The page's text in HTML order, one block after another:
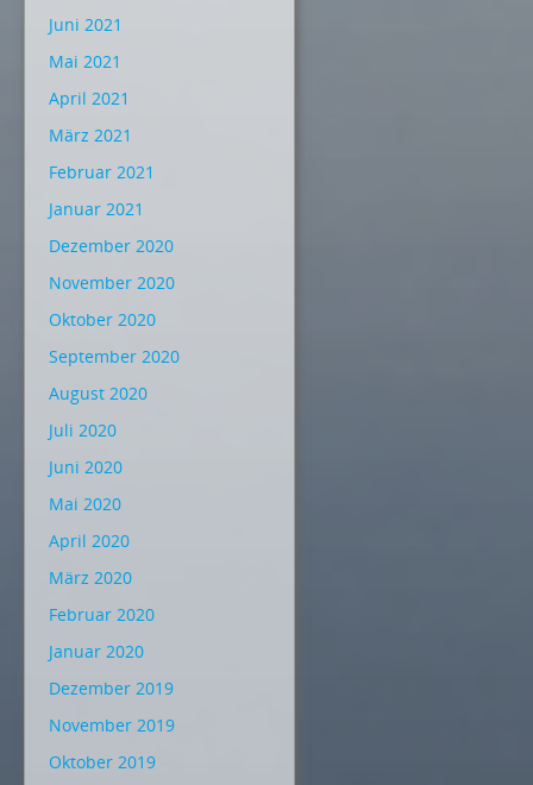
Juni 2021
Mai 2021
April 2021
März 2021
Februar 2021
Januar 2021
Dezember 2020
November 2020
Oktober 2020
September 2020
August 2020
Juli 2020
Juni 2020
Mai 2020
April 2020
März 2020
Februar 2020
Januar 2020
Dezember 2019
November 2019
Oktober 2019